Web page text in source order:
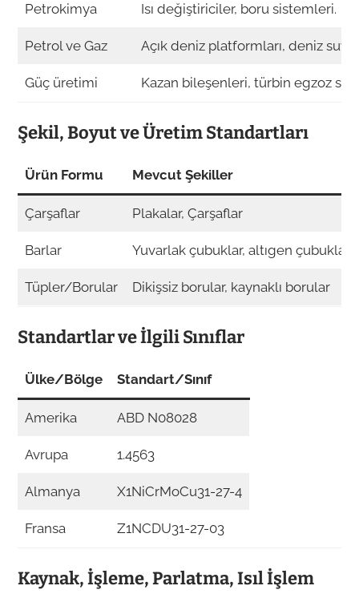
Petrokimya Isı değiştiriciler, boru sistemleri.
Petrol ve Gaz Açık deniz platformları, deniz
Güç üretimi Kazan bileşenleri, türbin egzoz
Şekil, Boyut ve Üretim Standartları
Ürün Formu Mevcut Şekiller
Çarşaflar Plakalar, Çarşaflar
Barlar Yuvarlak çubuklar, altıgen çubuklar
Tüpler/Borular Dikişsiz borular, kaynaklı borular
Standartlar ve İlgili Sınıflar
Ülke/Bölge Standart/Sınıf
Amerika ABD N08028
Avrupa 1.4563
Almanya X1NiCrMoCu31-27-4
Fransa Z1NCDU31-27-03
Kaynak, İşleme, Parlatma, Isıl İşlem